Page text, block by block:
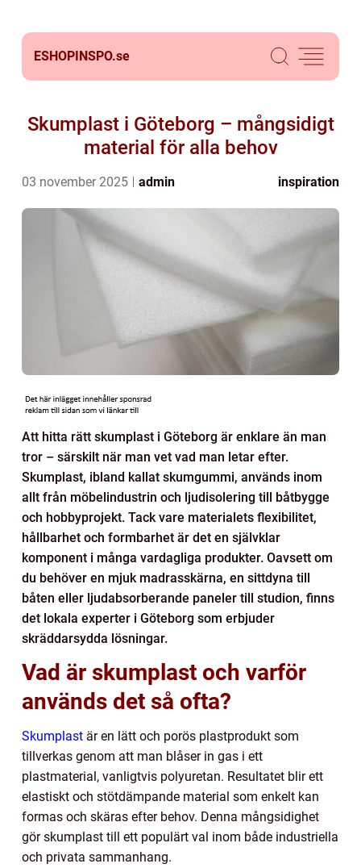
ESHOPINSPO.se
Skumplast i Göteborg – mångsidigt
material för alla behov
03 november 2025 admin inspiration
Att hitta rätt skumplast i Göteborg är enklare än man
tror – särskilt när man vet vad man letar efter.
Skumplast, ibland kallat skumgummi, används inom
allt från möbelindustrin och ljudisolering till båtbygge
och hobbyprojekt. Tack vare materialets flexibilitet,
hållbarhet och formbarhet är det en självklar
komponent i många vardagliga produkter. Oavsett om
du behöver en mjuk madrasskärna, en sittdyna till
båten eller ljudabsorberande paneler till studion, finns
det lokala experter i Göteborg som erbjuder
skräddarsydda lösningar.
Vad är skumplast och varför
används det så ofta?
Skumplast är en lätt och porös plastprodukt som
tillverkas genom att man blåser in gas i ett
plastmaterial, vanligtvis polyuretan. Resultatet blir ett
elastiskt och stötdämpande material som enkelt kan
formas och skäras efter behov. Denna mångsidighet
gör skumplast till ett populärt val inom både industriella
och privata sammanhang.